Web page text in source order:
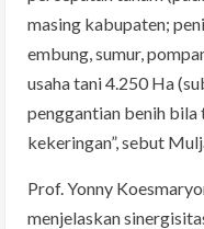
masing kabupaten;
embung, sumur,
usaha tani 4.250 Ha
penggantian benih
kekeringan”, sebut
Prof. Yonny
menjelaskan